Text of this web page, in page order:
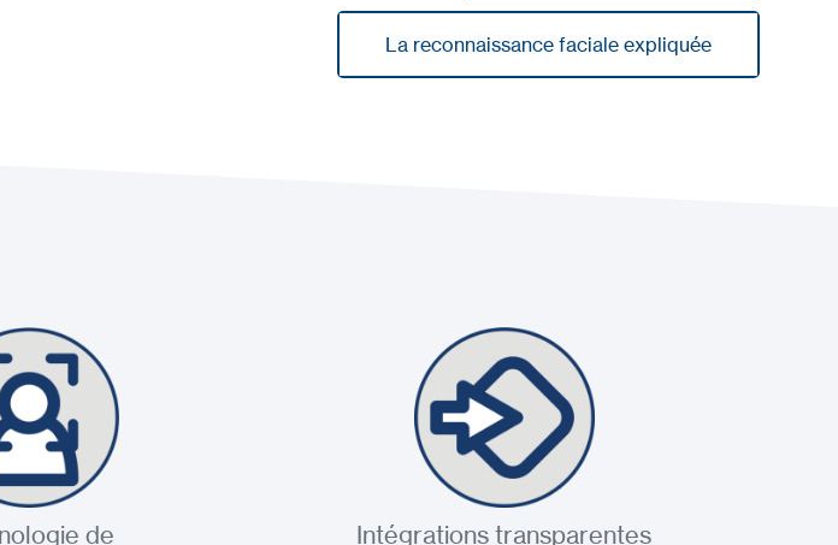
En savoir plus d'IFACE
La reconnaissance faciale expliquée
de
Intégrations transparentes